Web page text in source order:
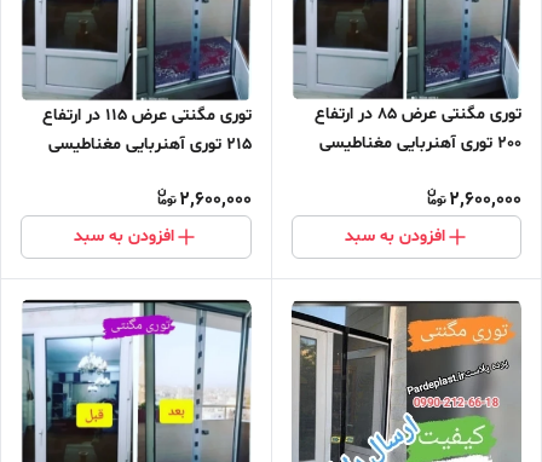
توری مگنتی عرض 85 در ارتفاع
200 توری آهنربایی مغناطیسی
مگنتی پرده توری بالکن توری
مغازه پرده مغازه
2,600,000
افزودن به سبد
توری مگنتی عرض 115 در ارتفاع
215 توری آهنربایی مغناطیسی
مگنتی پرده توری بالکن توری
مغازه پرده مغازه
2,600,000
افزودن به سبد